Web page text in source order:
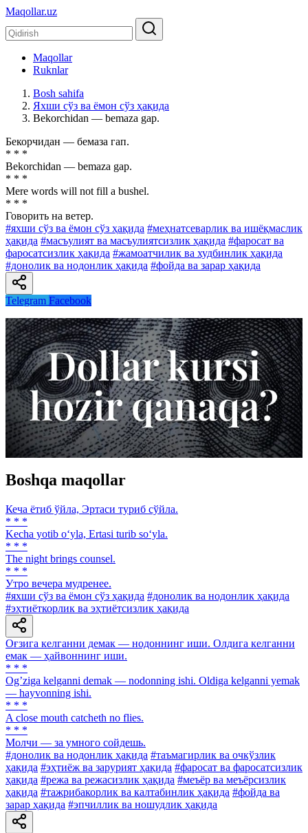
Maqollar.uz
Maqollar
Ruknlar
Bosh sahifa
Яхши сўз ва ёмон сўз ҳақида
Bekorchidan — bemaza gap.
Бекорчидан — бемаза гап.
* * *
Bekorchidan — bemaza gap.
* * *
Mere words will not fill a bushel.
* * *
Говорить на ветер.
#яхши сўз ва ёмон сўз ҳақида #меҳнатсеварлик ва ишёқмаслик
ҳақида #масъулият ва масъулиятсизлик ҳақида #фаросат ва
фаросатсизлик ҳақида #жамоатчилик ва худбинлик ҳақида
#донолик ва нодонлик ҳақида #фойда ва зарар ҳақида
Telegram Facebook
Boshqa maqollar
Кеча ётиб ўйла, Эртаси туриб сўйла.
* * *
Kecha yotib o‘yla, Ertasi turib so‘yla.
* * *
The night brings counsel.
* * *
Утро вечера мудренее.
#яхши сўз ва ёмон сўз ҳақида #донолик ва нодонлик ҳақида
#эҳтиёткорлик ва эҳтиётсизлик ҳақида
Оғзига келганни демак — нодоннинг иши. Олдига келганни
емак — ҳайвоннинг иши.
* * *
Ogʼziga kelganni demak — nodonning ishi. Oldiga kelganni yemak
— hayvonning ishi.
* * *
A close mouth catcheth no flies.
* * *
Молчи — за умного сойдешь.
#донолик ва нодонлик ҳақида #таъмагирлик ва очкўзлик
ҳақида #эҳтиёж ва зарурият ҳақида #фаросат ва фаросатсизлик
ҳақида #режа ва режасизлик ҳақида #меъёр ва меъёрсизлик
ҳақида #тажрибакорлик ва калтабинлик ҳақида #фойда ва
зарар ҳақида #эпчиллик ва ношудлик ҳақида